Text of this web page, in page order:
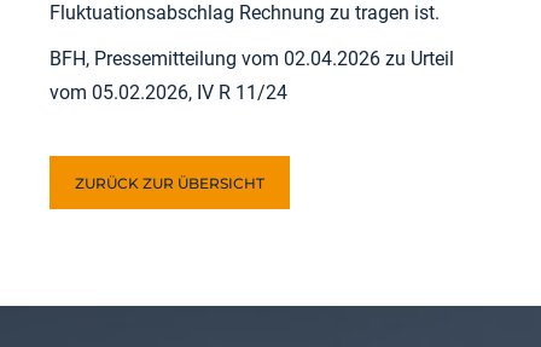
Fluktuationsabschlag Rechnung zu tragen ist.
BFH, Pressemitteilung vom 02.04.2026 zu Urteil
vom 05.02.2026, IV R 11/24
ZURÜCK ZUR ÜBERSICHT